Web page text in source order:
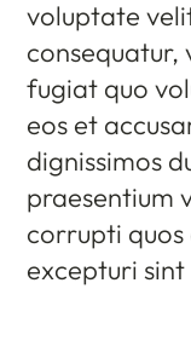
voluptate
consequatur,
fugiat quo
eos et
dignissimos
praesentium
corrupti quos
excepturi